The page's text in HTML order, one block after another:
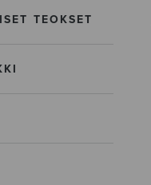
TEOKSET